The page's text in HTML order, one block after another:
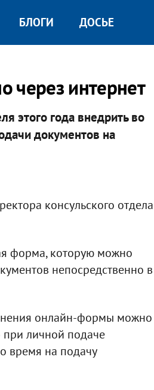
БЛОГИ ДОСЬЕ
через интернет
этого года внедрить во
документов на
консульского отдела
форма, которую можно
непосредственно в
онлайн-формы можно
при личной подаче
время на подачу